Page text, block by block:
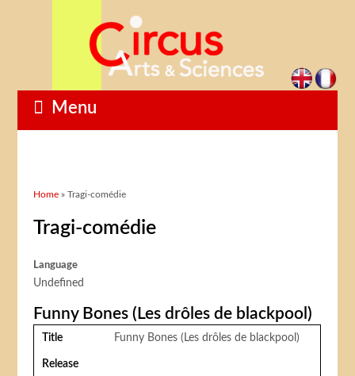
Menu
You are here
Home » Tragi-comédie
Tragi-comédie
Language
Undefined
Funny Bones (Les drôles de blackpool)
Title Funny Bones (Les drôles de blackpool)
Release